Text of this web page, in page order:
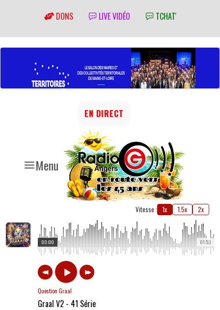
DONS LIVE VIDÉO TCHAT'
Menu
EN DIRECT
Vitesse : 1x 1.5x 2x
01:53
00:00
Question Graal
Graal V2 - 41 Série